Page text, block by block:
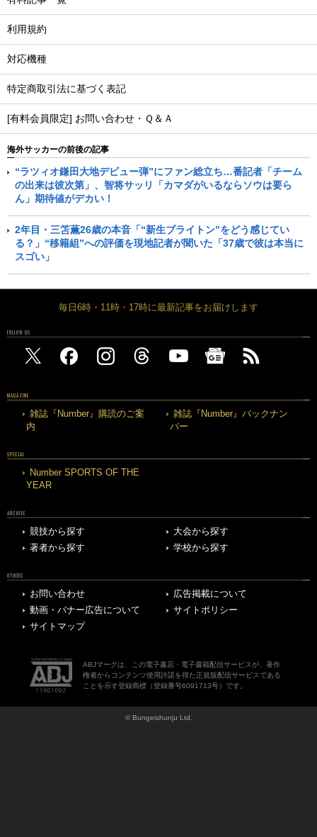
利用規約
対応機種
特定商取引法に基づく表記
[有料会員限定] お問い合わせ・Ｑ＆Ａ
海外サッカーの前後の記事
“ラツィオ鎌田大地デビュー弾”にファン総立ち…番記者「チーム
の出来は彼次第」、智将サッリ「カマダがいるならソウは要ら
ん」期待値がデカい！
2年目・三笘薫26歳の本音「“新生ブライトン”をどう感じてい
る？」“移籍組”への評価を現地記者が聞いた「37歳で彼は本当に
スゴい」
毎日6時・11時・17時に最新記事をお届けします
FOLLOW US
MAGAZINE
雑誌『Number』購読のご案
内
雑誌『Number』バックナン
バー
SPECIAL
Number SPORTS OF THE
YEAR
ARCHIVE
競技から探す
大会から探す
著者から探す
学校から探す
OTHERS
お問い合わせ
広告掲載について
動画・バナー広告について
サイトポリシー
サイトマップ
ABJマークは、この電子書店・電子書籍配信サービスが、著作
権者からコンテンツ使用許諾を得た正規版配信サービスである
ことを示す登録商標（登録番号6091713号）です。
© Bungeishunju Ltd.